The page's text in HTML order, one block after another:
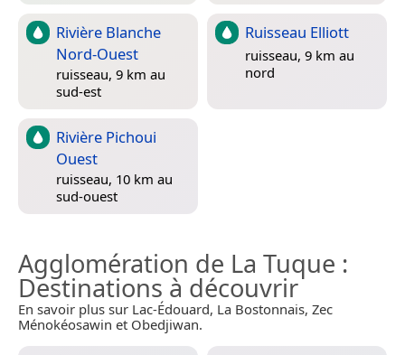
Rivière Blanche
Nord-Ouest
ruisseau, 9 km au
sud-est
Ruisseau Elliott
ruisseau, 9 km au
nord
Rivière Pichoui
Ouest
ruisseau, 10 km au
sud-ouest
Agglomération de La Tuque :
Destinations à découvrir
En savoir plus sur Lac-Édouard, La Bostonnais, Zec
Ménokéosawin et Obedjiwan.